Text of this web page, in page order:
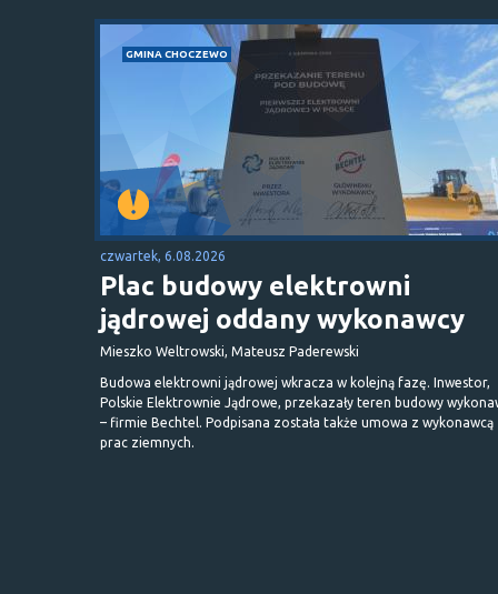
GMINA CHOCZEWO
czwartek, 6.08.2026
Plac budowy elektrowni
jądrowej oddany wykonawcy
Mieszko Weltrowski, Mateusz Paderewski
Budowa elektrowni jądrowej wkracza w kolejną fazę. Inwestor,
Polskie Elektrownie Jądrowe, przekazały teren budowy
– firmie Bechtel. Podpisana została także umowa z wykonawcą
prac ziemnych.